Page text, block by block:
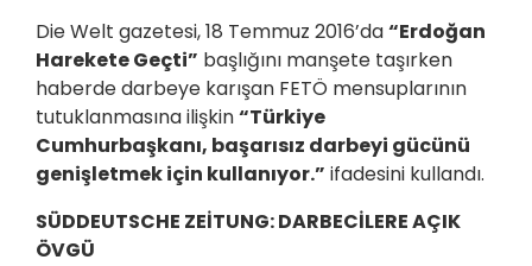
Die Welt gazetesi, 18 Temmuz 2016’da“Erdoğan
Harekete Geçti” başlığını manşete taşırken
haberde darbeye karışan FETÖ mensuplarının
tutuklanmasına ilişkin“Türkiye
Cumhurbaşkanı, başarısız darbeyi gücünü
genişletmek için kullanıyor.” ifadesini kullandı.
SÜDDEUTSCHE ZEİTUNG: DARBECİLERE AÇIK
ÖVGÜ